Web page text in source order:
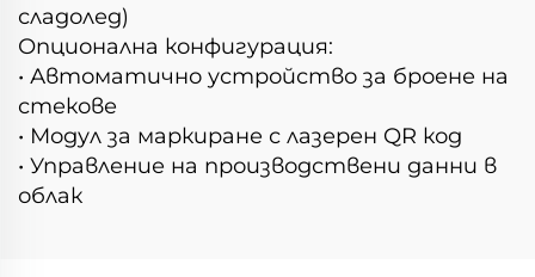
сладолед)
Опционална конфигурация:
• Автоматично устройство за броене на
стекове
• Модул за маркиране с лазерен QR код
• Управление на производствени данни в
облак